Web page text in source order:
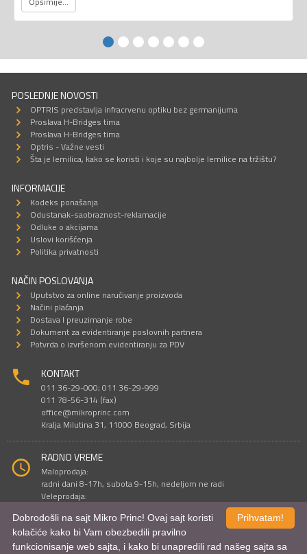
POSLEDNJE NOVOSTI
OPTRIS predstavlja infracrvenu optiku bez germanijuma
Proslava H-Bridges tima
Proslava H-Bridges tima
Optris - Važne vesti
Šta je lemilica, kako se koristi i koje su najbolje lemilice na tržištu?
INFORMACIJE
Kodeks ponašanja
Odustanak-saobraznost-reklamacije
Odluke o akcijama
Uslovi korišćenja
Politika privatnosti
NAČIN POSLOVANJA
Uputstvo za online naručivanje proizvoda
Načini plaćanja
Dostava I preuzimanje robe
Dokument za evidentiranje poslovnih partnera
Potvrda o izvršenom evidentiranju za PDV
KONTAKT
011 36-29-000; 011 36-29-999
011 78-56-314 (fax)
office@mikroprinc.com
Kralja Milutina 31, 11000 Beograd, Srbija
RADNO VREME
Maloprodaja:
radni dani 8-17h, subota 9-15h, nedeljom ne radi
Veleprodaja:
Sve cene su iskazane u dinarima. PDV je uračunat u cenu.
Prihvatam!
Dobrodošli na sajt Mikro Princ! Ovaj sajt koristi
kolačiće kako bi Vam obezbedili pravilno
funkcionisanje web sajta, i kako bi unapredili rad našeg sajta sa